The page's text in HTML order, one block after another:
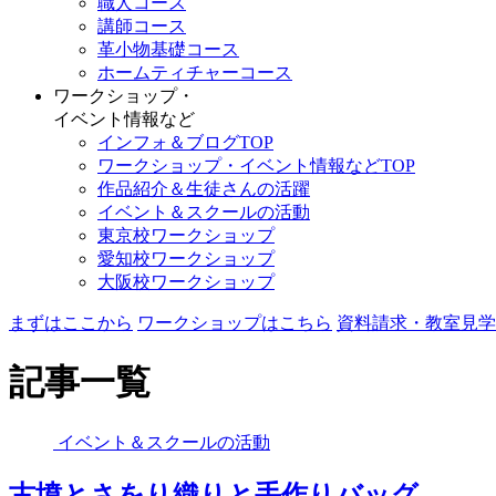
講師コース
革小物基礎コース
ホームティチャーコース
ワークショップ・
イベント情報など
インフォ＆ブログTOP
ワークショップ・イベント情報などTOP
作品紹介＆生徒さんの活躍
イベント＆スクールの活動
東京校ワークショップ
愛知校ワークショップ
大阪校ワークショップ
まずはここから ワークショップはこちら 資料請求・教室見
記事一覧
イベント＆スクールの活動